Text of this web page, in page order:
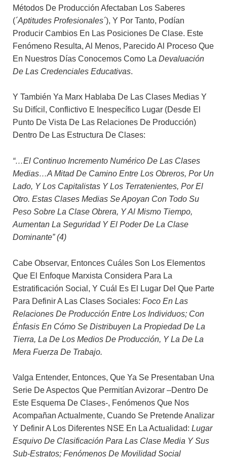
Métodos De Producción Afectaban Los Saberes
(´aptitudes Profesionales´), Y Por Tanto, Podían
Producir Cambios En Las Posiciones De Clase. Este
Fenómeno Resulta, Al Menos, Parecido Al Proceso Que
En Nuestros Días Conocemos Como La Devaluación
De Las Credenciales Educativas.
Y También Ya Marx Hablaba De Las Clases Medias Y
Su Difícil, Conflictivo E Inespecífico Lugar (desde El
Punto De Vista De Las Relaciones De Producción)
Dentro De Las Estructura De Clases:
“…el Continuo Incremento Numérico De Las Clases
Medias…a Mitad De Camino Entre Los Obreros, Por Un
Lado, Y Los Capitalistas Y Los Terratenientes, Por El
Otro. Estas Clases Medias Se Apoyan Con Todo Su
Peso Sobre La Clase Obrera, Y Al Mismo Tiempo,
Aumentan La Seguridad Y El Poder De La Clase
Dominante” (4)
Cabe Observar, Entonces Cuáles Son Los Elementos
Que El Enfoque Marxista Considera Para La
Estratificación Social, Y Cuál Es El Lugar Del Que Parte
Para Definir A Las Clases Sociales: Foco En Las
Relaciones De Producción Entre Los Individuos; Con
Énfasis En Cómo Se Distribuyen La Propiedad De La
Tierra, La De Los Medios De Producción, Y La De La
Mera Fuerza De Trabajo.
Valga Entender, Entonces, Que Ya Se Presentaban Una
Serie De Aspectos Que Permitían Avizorar –dentro De
Este Esquema De Clases-, Fenómenos Que Nos
Acompañan Actualmente, Cuando Se Pretende Analizar
Y Definir A Los Diferentes NSE En La Actualidad: Lugar
Esquivo De Clasificación Para Las Clase Media Y Sus
Sub-Estratos; Fenómenos De Movilidad Social